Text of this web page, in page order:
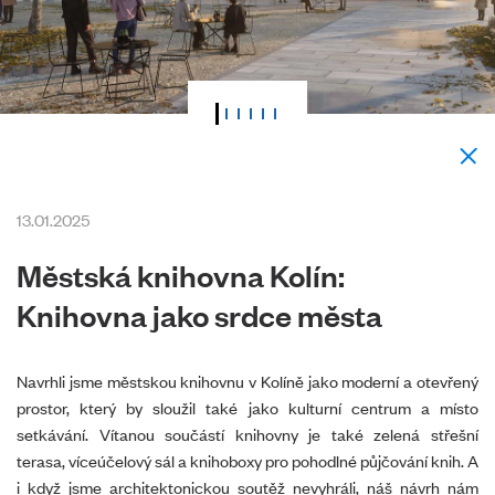
13.01.2025
Městská knihovna Kolín:
Knihovna jako srdce města
Navrhli jsme městskou knihovnu v Kolíně jako moderní a otevřený
prostor, který by sloužil také jako kulturní centrum a místo
setkávání. Vítanou součástí knihovny je také zelená střešní
terasa, víceúčelový sál a knihoboxy pro pohodlné půjčování knih. A
i když jsme architektonickou soutěž nevyhráli, náš návrh nám